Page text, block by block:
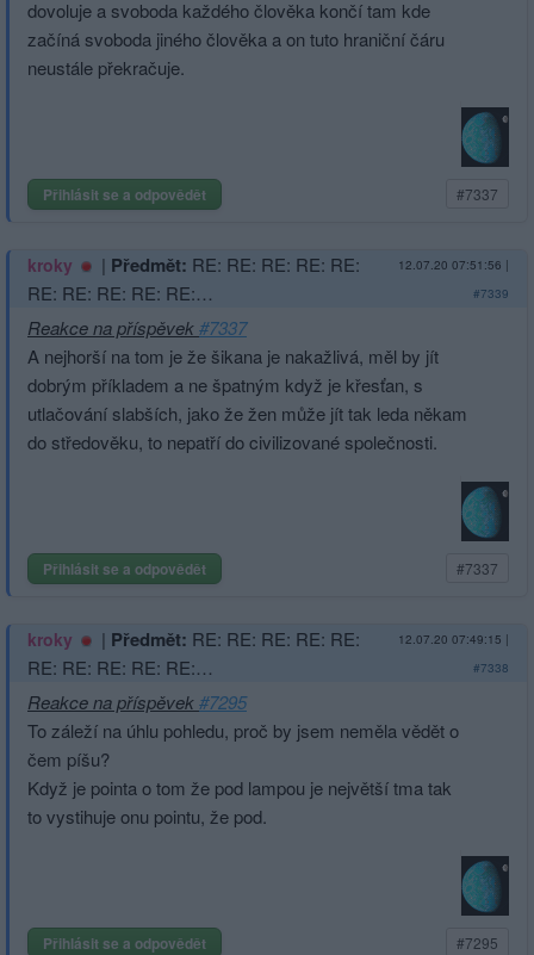
dovoluje a svoboda každého člověka končí tam kde
začíná svoboda jiného člověka a on tuto hraniční čáru
neustále překračuje.
Přihlásit se a odpovědět #7337
kroky | Předmět: RE: RE: RE: RE: RE:
RE: RE: RE: RE: RE:…
12.07.20 07:51:56 |
#7339
Reakce na příspěvek#7337
A nejhorší na tom je že šikana je nakažlivá, měl by jít
dobrým příkladem a ne špatným když je křesťan, s
utlačování slabších, jako že žen může jít tak leda někam
do středověku, to nepatří do civilizované společnosti.
Přihlásit se a odpovědět #7337
kroky | Předmět: RE: RE: RE: RE: RE:
RE: RE: RE: RE: RE:…
12.07.20 07:49:15 |
#7338
Reakce na příspěvek#7295
To záleží na úhlu pohledu, proč by jsem neměla vědět o
čem píšu?
Když je pointa o tom že pod lampou je největší tma tak
to vystihuje onu pointu, že pod.
Přihlásit se a odpovědět #7295